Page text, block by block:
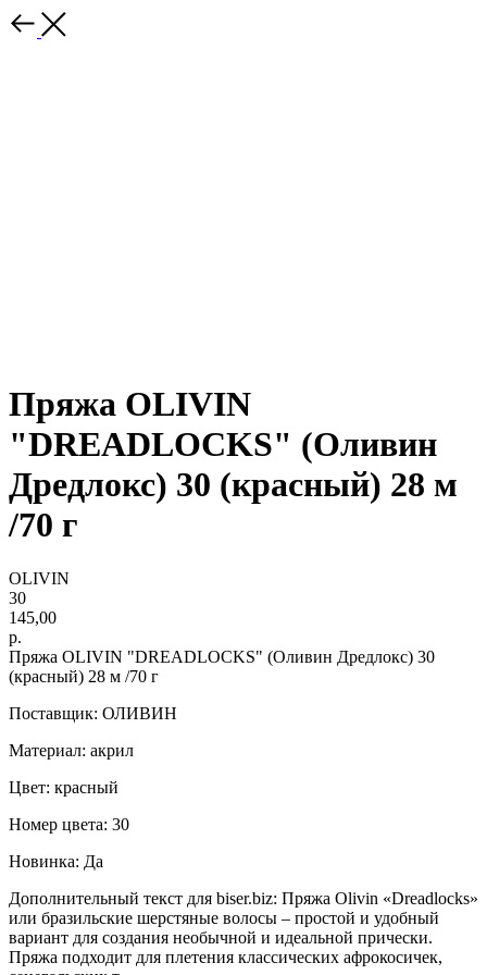
Пряжа OLIVIN
"DREADLOCKS" (Оливин
Дредлокс) 30 (красный) 28 м
/70 г
OLIVIN
30
145,00
р.
Пряжа OLIVIN "DREADLOCKS" (Оливин Дредлокс) 30
(красный) 28 м /70 г
Поставщик: ОЛИВИН
Материал: акрил
Цвет: красный
Номер цвета: 30
Новинка: Да
Дополнительный текст для biser.biz: Пряжа Olivin «Dreadlocks»
или бразильские шерстяные волосы – простой и удобный
вариант для создания необычной и идеальной прически.
Пряжа подходит для плетения классических афрокосичек,